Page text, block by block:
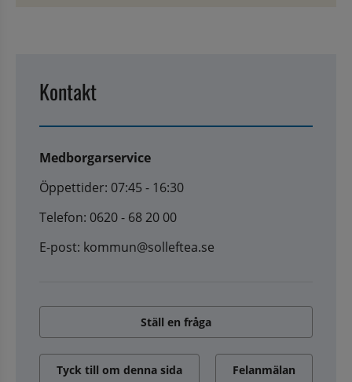
Kontakt
Medborgarservice
Öppettider: 07:45 - 16:30
Telefon: 0620 - 68 20 00
E-post: kommun@solleftea.se
Ställ en fråga
Tyck till om denna sida Felanmälan